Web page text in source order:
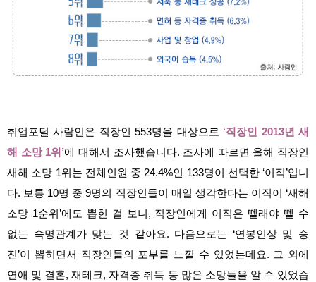
취업포털 사람인은 직장인 553명을 대상으로 ‘직장인 2013년 새
해 소망 1위’에 대해서 조사했습니다. 조사에 따르면 올해 직장인
새해 소망 1위는 전체인원 중 24.4%인 133명이 선택한 ‘이직’입니
다. 보통 10명 중 9명의 직장인들이 매일 생각한다는 이직이 ‘새해
소망 1순위’에도 뽑힌 걸 보니, 직장인에게 이직은 뗄래야 뗄 수
없는 숙명관계가 맞는 것 같아요. 다음으로는 ‘연봉인상 및 승
진’이 뽑히면서 직장인들의 포부를 느낄 수 있었는데요. 그 외에
연애 및 결혼, 재테크, 자격증 취득 등 많은 소망들을 알 수 있었습